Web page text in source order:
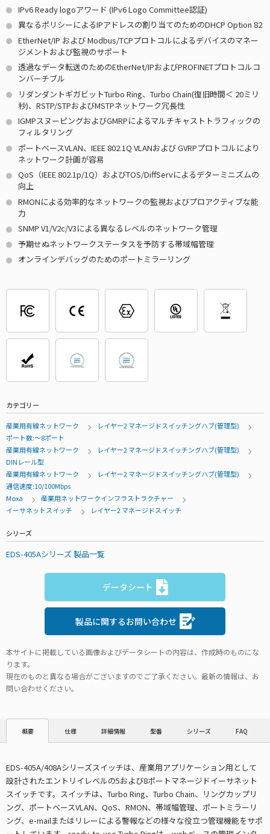
IPv6 Ready logoアワード (IPv6 Logo Committee認証)
異なるポリシーによるIPアドレスの割り当てのためのDHCP Option 82
EtherNet/IP および Modbus/TCPプロトコルによるデバイスのマネー
ジメントおよび監視のサポート
透過なデータ転送のためのEtherNet/IPおよびPROFINETプロトコルコ
ンバーチブル
リダンダントギガビットTurbo Ring、Turbo Chain(復旧時間＜ 20ミリ
秒)、RSTP/STPおよびMSTPネットワーク冗長性
IGMPスヌーピングおよびGMRPによるマルチキャストトラフィックの
フィルタリング
ポートベースVLAN、IEEE 802.1Q VLANおよび GVRPプロトコルにより
ネットワーク計画が容易
QoS（IEEE 802.1p/1Q）およびTOS/DiffServによるデターミニズムの
向上
RMONによる効率的なネットワークの監視およびプロアクティブな能
力
SNMP V1/V2c/V3による異なるレベルのネットワーク管理
予期せぬネットワークステータスを予防する帯域幅管理
オンラインデバッグのためのポートミラーリング
カテゴリー
産業用有線ネットワーク
レイヤー2 マネージドスイッチングハブ(管理型)
ポート数:～8ポート
産業用有線ネットワーク
レイヤー2 マネージドスイッチングハブ(管理型)
DINレール型
産業用有線ネットワーク
レイヤー2 マネージドスイッチングハブ(管理型)
通信速度:10/100Mbps
Moxa
産業用ネットワークインフラストラクチャー
イーサネットスイッチ
レイヤー2 マネージドスイッチ
シリーズ
EDS-405Aシリーズ 製品一覧
データシート
製品に関するお問い合わせ
本サイトに掲載している画像およびデータシートの内容は、作成時のものにな
ります。
現在のものと異なる場合がございますのでご了承ください。最新の情報は、お
問い合わせください。
概要 仕様 詳細情報 型番 シリーズ FAQ
EDS-405A/408Aシリーズスイッチは、産業用アプリケーション用として
設計されたエントリイレベルの5および8ポートマネージドイーサネット
スイッチです。スイッチは、Turbo Ring、Turbo Chain、リングカップリ
ング、ポートベースVLAN、QoS、RMON、帯域幅管理、ポートミラーリ
ング、e-mailまたはリレーによる警報などの様々な役立つ管理機能をサポ